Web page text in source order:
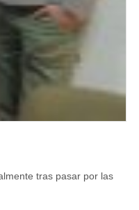
tras pasar por las